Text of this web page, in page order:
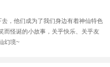
，他们成为了我们身边有着神仙特色
而怪诞的小故事，关乎快乐、关乎友
幻境~